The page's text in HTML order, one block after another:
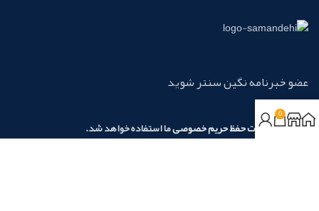
عضو خبرنامه نگین سنتر شوید
مطابق باسیاست حفظ حریم خصوصیما استفاده خواهد شد.
0